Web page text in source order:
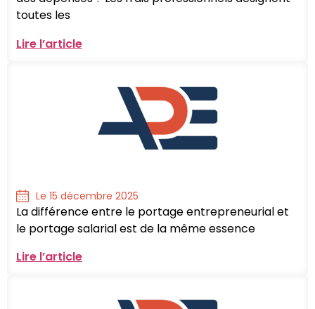
toutes les
Lire l’article
Le 15 décembre 2025
La différence entre le portage entrepreneurial et
le portage salarial est de la même essence
Lire l’article